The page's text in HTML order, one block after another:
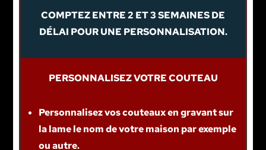
COMPTEZ ENTRE 2 ET 3 SEMAINES DE
DÉLAI POUR UNE PERSONNALISATION.
PERSONNALISEZ VOTRE COUTEAU
Personnalisez vos couteaux en gravant sur
la lame le nom de votre maison par exemple
ou autre.